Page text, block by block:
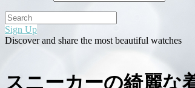
Sign Up
Discover and share the most beautiful watches
スニーカーの綺麗な